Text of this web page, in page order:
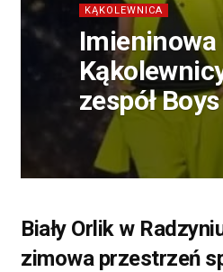
KĄKOLEWNICA
zespół Boys
Biały Orlik w
zimowa przestrzeń